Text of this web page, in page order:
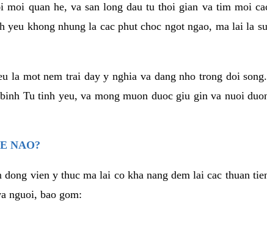
quan he, va san long dau tu thoi gian va tim moi
khong nhung la cac phut choc ngot ngao, ma lai la
la mot nem trai day y nghia va dang nho trong doi
Tu tinh yeu, va mong muon duoc giu gin va nuoi
NAO?
vien y thuc ma lai co kha nang dem lai cac thuan
nguoi, bao gom: